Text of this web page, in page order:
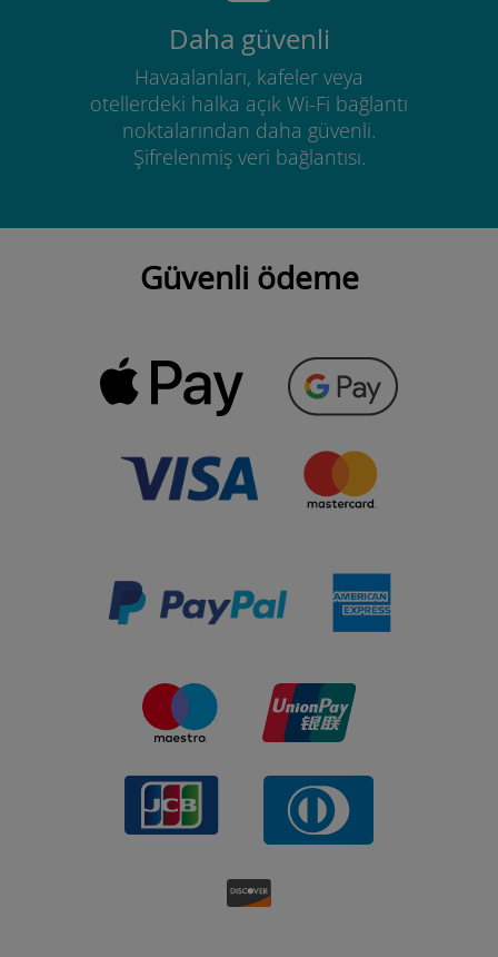
Daha güvenli
Havaalanları, kafeler veya
otellerdeki halka açık Wi-Fi bağlantı
noktalarından daha güvenli.
Şifrelenmiş veri bağlantısı.
Güvenli ödeme